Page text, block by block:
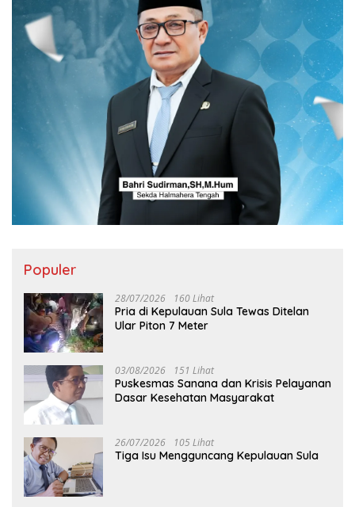
Populer
28/07/2026 160 Lihat
Pria di Kepulauan Sula Tewas Ditelan
Ular Piton 7 Meter
03/08/2026 151 Lihat
Puskesmas Sanana dan Krisis Pelayanan
Dasar Kesehatan Masyarakat
26/07/2026 105 Lihat
Tiga Isu Mengguncang Kepulauan Sula